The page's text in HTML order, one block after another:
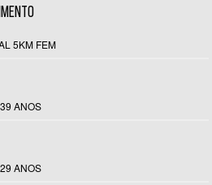
5KM FEM
ANOS
ANOS